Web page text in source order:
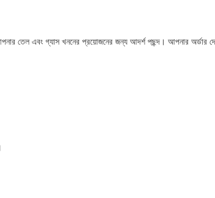
তেল এবং গ্যাস খননের প্রয়োজনের জন্য আদর্শ পছন্দ। আপনার